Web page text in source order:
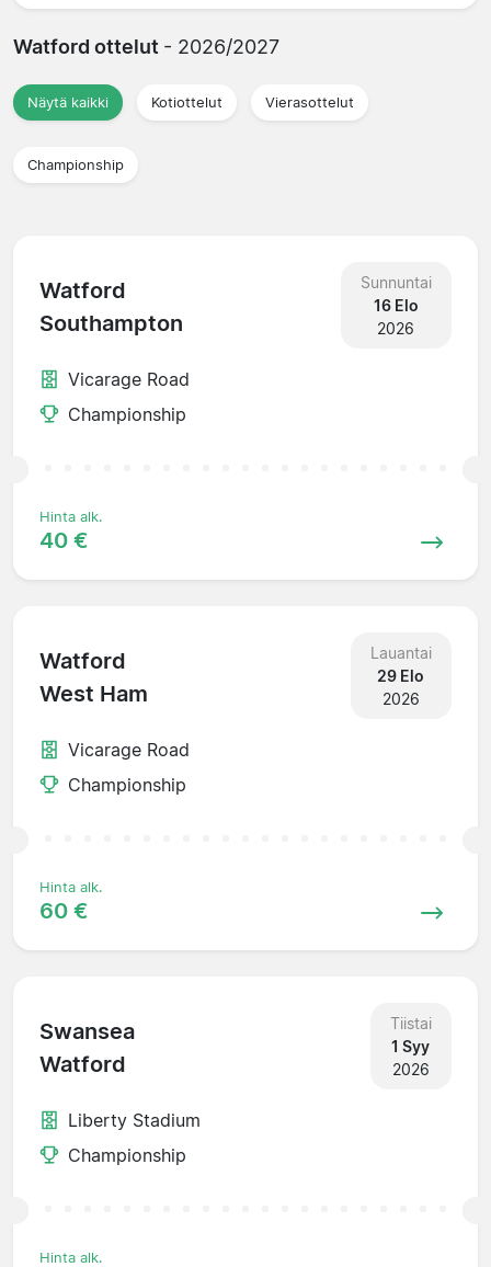
Watford ottelut - 2026/2027
Näytä kaikki Kotiottelut Vierasottelut
Championship
Watford
Southampton
Sunnuntai
16 Elo
2026
Vicarage Road
Championship
Hinta alk.
40 €
Watford
West Ham
Lauantai
29 Elo
2026
Vicarage Road
Championship
Hinta alk.
60 €
Swansea
Watford
Tiistai
1 Syy
2026
Liberty Stadium
Championship
Hinta alk.